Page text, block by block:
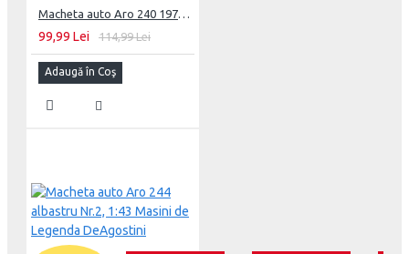
99,99 Lei 114,99 Lei
Adaugă în Coş